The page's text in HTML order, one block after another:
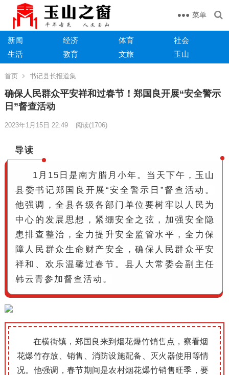
菜单
新闻 经济 体育
社会
生活
教育 文旅 玉山
首页 书记县长报道集
确保人民群众平安祥和过春节！郑国良开展“安全警示
日”督查活动
2023年1月15日 22:49 阅读(1706)
导读
1月15日是南方腊月小年。当天下午，玉山
县委书记郑国良开展“安全警示日”督查活动。
他强调，全县各级各部门单位要树牢以人民为
中心的发展思想，紧绷安全之弦，加强安全隐
患排查整治，全力提升安全监管水平，全力保
障人民群众生命财产安全，确保人民群众平安
祥和、欢乐温馨过春节。县人大常委会副主任
韩云青参加督查活动。
在横街镇，郑国良来到烟花爆竹销售点，察看烟
花爆竹存放、销售、消防设施配备、灭火器使用等情
况。他强调，春节期间是农村烟花爆竹销售旺季，要